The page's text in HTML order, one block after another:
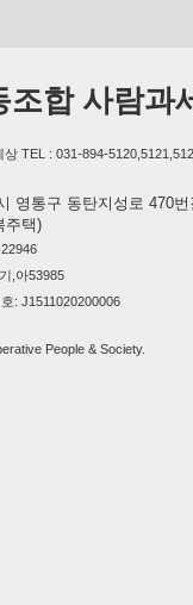
조합 사람과
TEL : 031-894-
영통구 동탄지성로 470
주택)
,아53985
: J1511020200006
People & Society.